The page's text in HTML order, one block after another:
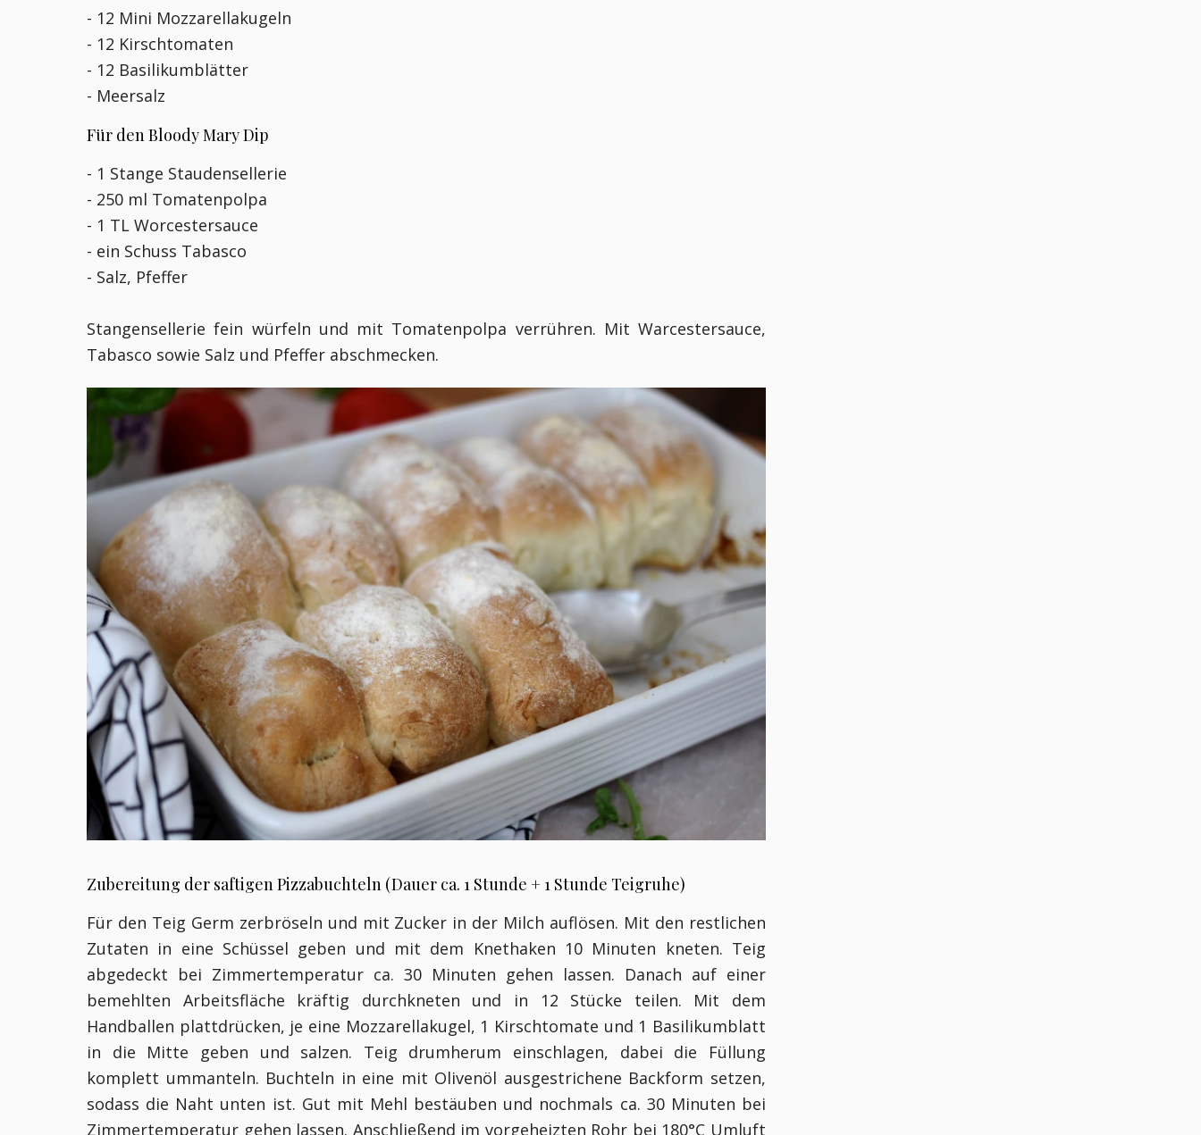
- 12 Mini Mozzarellakugeln
- 12 Kirschtomaten
- 12 Basilikumblätter
- Meersalz
Für den Bloody Mary Dip
- 1 Stange Staudensellerie
- 250 ml Tomatenpolpa
- 1 TL Worcestersauce
- ein Schuss Tabasco
- Salz, Pfeffer
Stangensellerie fein würfeln und mit Tomatenpolpa verrühren. Mit Warcestersauce,
Tabasco sowie Salz und Pfeffer abschmecken.
Zubereitung der saftigen Pizzabuchteln (Dauer ca. 1 Stunde + 1 Stunde Teigruhe)
Für den Teig Germ zerbröseln und mit Zucker in der Milch auflösen. Mit den restlichen
Zutaten in eine Schüssel geben und mit dem Knethaken 10 Minuten kneten. Teig
abgedeckt bei Zimmertemperatur ca. 30 Minuten gehen lassen. Danach auf einer
bemehlten Arbeitsfläche kräftig durchkneten und in 12 Stücke teilen. Mit dem
Handballen plattdrücken, je eine Mozzarellakugel, 1 Kirschtomate und 1 Basilikumblatt
in die Mitte geben und salzen. Teig drumherum einschlagen, dabei die Füllung
komplett ummanteln. Buchteln in eine mit Olivenöl ausgestrichene Backform setzen,
sodass die Naht unten ist. Gut mit Mehl bestäuben und nochmals ca. 30 Minuten bei
Zimmertemperatur gehen lassen. Anschließend im vorgeheizten Rohr bei 180°C Umluft